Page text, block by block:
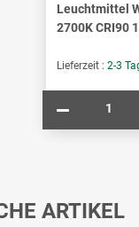
Leuchtmittel
2700K CRI90
Lieferzeit : 2-3
ARTIKEL